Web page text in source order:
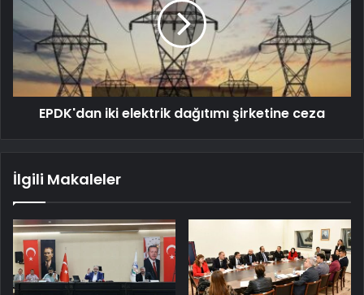
EPDK'dan iki elektrik dağıtımı şirketine ceza
İlgili Makaleler